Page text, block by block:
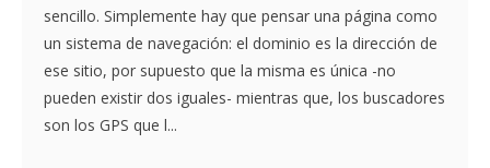
sencillo. Simplemente hay que pensar una página como
un sistema de navegación: el dominio es la dirección de
ese sitio, por supuesto que la misma es única -no
pueden existir dos iguales- mientras que, los buscadores
son los GPS que l...